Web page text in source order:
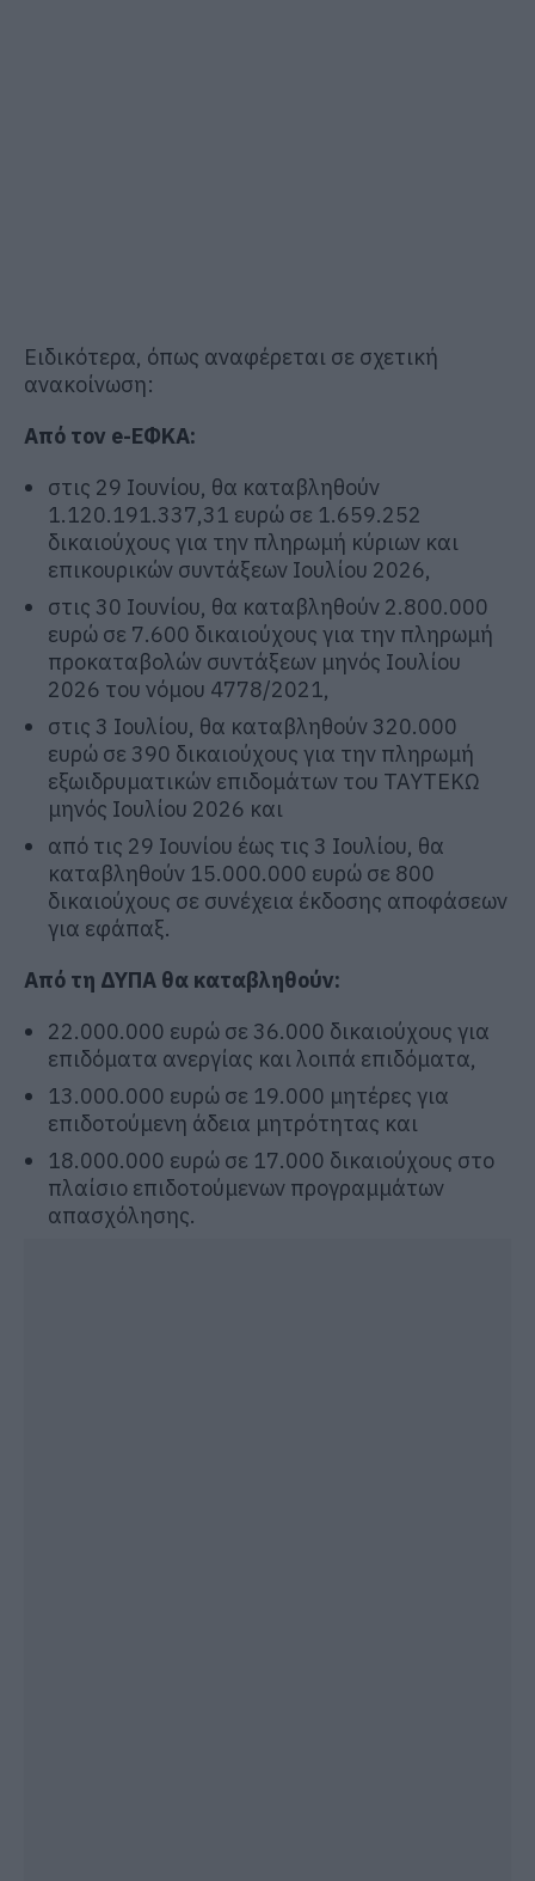
Ειδικότερα, όπως αναφέρεται σε σχετική
ανακοίνωση:
Από τον e-ΕΦΚΑ:
στις 29 Ιουνίου, θα καταβληθούν
1.120.191.337,31 ευρώ σε 1.659.252
δικαιούχους για την πληρωμή κύριων και
επικουρικών συντάξεων Ιουλίου 2026,
στις 30 Ιουνίου, θα καταβληθούν 2.800.000
ευρώ σε 7.600 δικαιούχους για την πληρωμή
προκαταβολών συντάξεων μηνός Ιουλίου
2026 του νόμου 4778/2021,
στις 3 Ιουλίου, θα καταβληθούν 320.000
ευρώ σε 390 δικαιούχους για την πληρωμή
εξωιδρυματικών επιδομάτων του ΤΑΥΤΕΚΩ
μηνός Ιουλίου 2026 και
από τις 29 Ιουνίου έως τις 3 Ιουλίου, θα
καταβληθούν 15.000.000 ευρώ σε 800
δικαιούχους σε συνέχεια έκδοσης αποφάσεων
για εφάπαξ.
Από τη ΔΥΠΑ θα καταβληθούν:
22.000.000 ευρώ σε 36.000 δικαιούχους για
επιδόματα ανεργίας και λοιπά επιδόματα,
13.000.000 ευρώ σε 19.000 μητέρες για
επιδοτούμενη άδεια μητρότητας και
18.000.000 ευρώ σε 17.000 δικαιούχους στο
πλαίσιο επιδοτούμενων προγραμμάτων
απασχόλησης.